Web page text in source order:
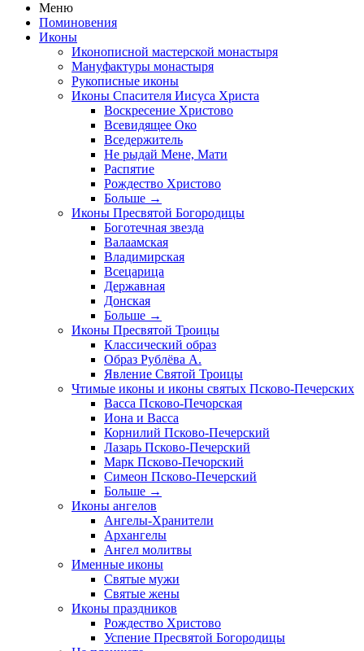
Меню
Поминовения
Иконы
Иконописной мастерской монастыря
Мануфактуры монастыря
Рукописные иконы
Иконы Спасителя Иисуса Христа
Воскресение Христово
Всевидящее Око
Вседержитель
Не рыдай Мене, Мати
Распятие
Рождество Христово
Больше →
Иконы Пресвятой Богородицы
Боготечная звезда
Валаамская
Владимирская
Всецарица
Державная
Донская
Больше →
Иконы Пресвятой Троицы
Классический образ
Образ Рублёва А.
Явление Святой Троицы
Чтимые иконы и иконы святых Псково-Печерских
Васса Псково-Печорская
Иона и Васса
Корнилий Псково-Печерский
Лазарь Псково-Печерский
Марк Псково-Печорский
Симеон Псково-Печерский
Больше →
Иконы ангелов
Ангелы-Хранители
Архангелы
Ангел молитвы
Именные иконы
Святые мужи
Святые жены
Иконы праздников
Рождество Христово
Успение Пресвятой Богородицы